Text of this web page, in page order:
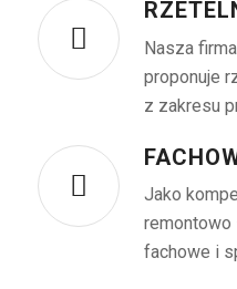
Nasza
proponuje
z zakresu
Jako
remontowo
fachowe i